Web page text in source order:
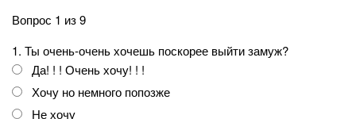
Вопрос 1 из 9
1. Ты очень-очень хочешь поскорее выйти замуж?
Да! ! ! Очень хочу! ! !
Хочу но немного попозже
Не хочу